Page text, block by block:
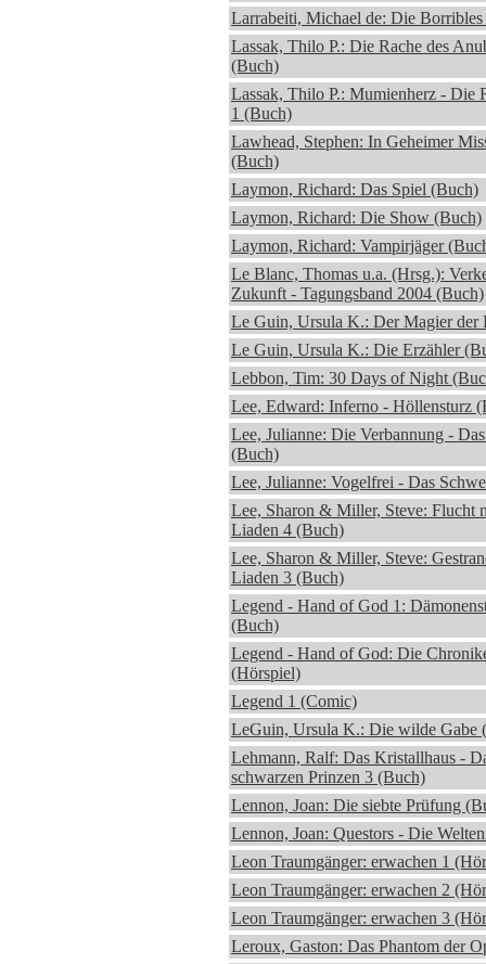
Larrabeiti, Michael de: Die
Lassak, Thilo P.: Die Rache des
(Buch)
Lassak, Thilo P.: Mumienherz - Die
1 (Buch)
Lawhead, Stephen: In Geheimer
(Buch)
Laymon, Richard: Das Spiel (Buch)
Laymon, Richard: Die Show (Buch)
Laymon, Richard: Vampirjäger
Le Blanc, Thomas u.a. (Hrsg.):
Zukunft - Tagungsband 2004 (Buch)
Le Guin, Ursula K.: Der Magier der
Le Guin, Ursula K.: Die Erzähler
Lebbon, Tim: 30 Days of Night
Lee, Edward: Inferno - Höllensturz
Lee, Julianne: Die Verbannung -
(Buch)
Lee, Julianne: Vogelfrei - Das
Lee, Sharon & Miller, Steve: Flucht
Liaden 4 (Buch)
Lee, Sharon & Miller, Steve:
Liaden 3 (Buch)
Legend - Hand of God 1:
(Buch)
Legend - Hand of God: Die
(Hörspiel)
Legend 1 (Comic)
LeGuin, Ursula K.: Die wilde Gabe
Lehmann, Ralf: Das Kristallhaus -
schwarzen Prinzen 3 (Buch)
Lennon, Joan: Die siebte Prüfung
Lennon, Joan: Questors - Die
Leon Traumgänger: erwachen 1
Leon Traumgänger: erwachen 2
Leon Traumgänger: erwachen 3
Leroux, Gaston: Das Phantom der